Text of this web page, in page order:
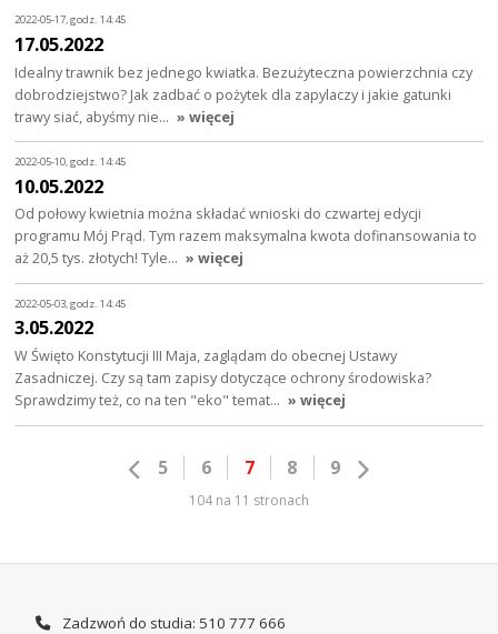
2022-05-17, godz. 14:45
17.05.2022
Idealny trawnik bez jednego kwiatka. Bezużyteczna powierzchnia czy
dobrodziejstwo? Jak zadbać o pożytek dla zapylaczy i jakie gatunki
trawy siać, abyśmy nie… » więcej
2022-05-10, godz. 14:45
10.05.2022
Od połowy kwietnia można składać wnioski do czwartej edycji
programu Mój Prąd. Tym razem maksymalna kwota dofinansowania to
aż 20,5 tys. złotych! Tyle… » więcej
2022-05-03, godz. 14:45
3.05.2022
W Święto Konstytucji III Maja, zaglądam do obecnej Ustawy
Zasadniczej. Czy są tam zapisy dotyczące ochrony środowiska?
Sprawdzimy też, co na ten "eko" temat… » więcej
5 6 7 8 9
104 na 11 stronach
Zadzwoń do studia: 510 777 666